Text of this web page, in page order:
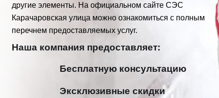
другие элементы. На официальном сайте СЭС
Карачаровская улица можно ознакомиться с полным
перечнем предоставляемых услуг.
Наша компания предоставляет:
Бесплатную консультацию
Эксклюзивные скидки